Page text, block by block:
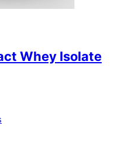
Whey Isolate